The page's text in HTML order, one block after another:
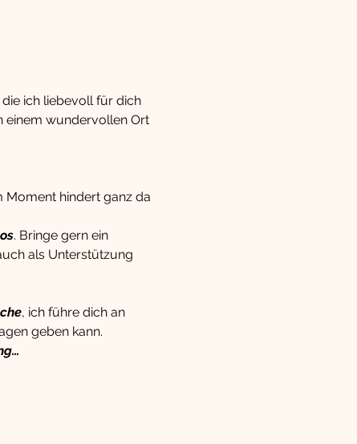
ich liebevoll für dich
einem wundervollen Ort
Moment hindert ganz da
. Bringe gern ein
als Unterstützung
, ich führe dich an
geben kann.